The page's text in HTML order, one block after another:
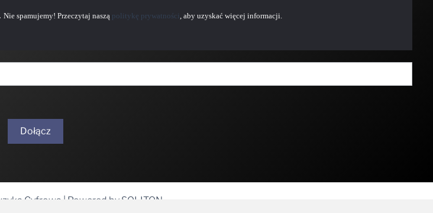
Nie spamujemy! Przeczytaj naszą politykę prywatności, aby uzyskać więcej informacji.
Dołącz
Cyfrowa | Powered by SOLITON